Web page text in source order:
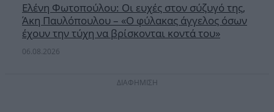
Ελένη Φωτοπούλου: Οι ευχές στον σύζυγό της,
Άκη Παυλόπουλου – «Ο φύλακας άγγελος όσων
έχουν την τύχη να βρίσκονται κοντά του»
06.08.2026
ΔΙΑΦΗΜΙΣΗ